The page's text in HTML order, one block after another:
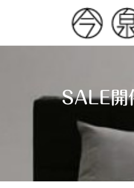
SALE開